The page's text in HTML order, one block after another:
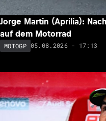
Jorge Martin (Aprilia):
auf dem Motorrad
MOTOGP 05.08.2026 - 17:13